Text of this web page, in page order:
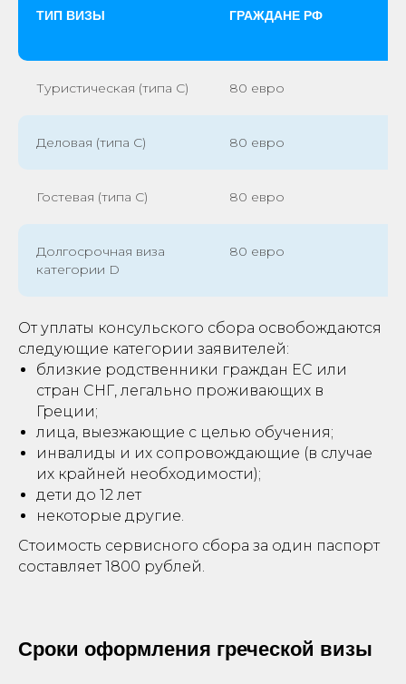
ТИП ВИЗЫ ГРАЖДАНЕ РФ
Туристическая (типа C) 80 евро
Деловая (типа С) 80 евро
Гостевая (типа С) 80 евро
Долгосрочная виза
категории D
80 евро
От уплаты консульского сбора освобождаются
следующие категории заявителей:
близкие родственники граждан ЕС или
стран СНГ, легально проживающих в
Греции;
лица, выезжающие с целью обучения;
инвалиды и их сопровождающие (в случае
их крайней необходимости);
дети до 12 лет
некоторые другие.
Стоимость сервисного сбора за один паспорт
составляет 1800 рублей.
Сроки оформления греческой визы
Оставьте заявку, наш менеджер
проконсультирует Вас и ответит на
все вопросы
ОСТАВИТЬ ЗАЯВКУ